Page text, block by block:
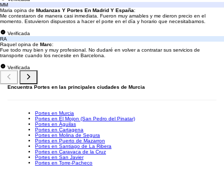
MM
Maria opina de Mudanzas Y Portes En Madrid Y España:
Me contestaron de manera casi inmediata. Fueron muy amables y me dieron precio en el
momento. Estuvieron dispuestos a hacer el porte en el día y horario que necesitabamos.
Verificada
RA
Raquel opina de Marc:
Fue todo muy bien y muy profesional. No dudaré en volver a contratar sus servicios de
transporte cuando los necesite en Barcelona.
Verificada
Encuentra Portes en las principales ciudades de Murcia
Portes en Murcia
Portes en El Mojon (San Pedro del Pinatar)
Portes en Águilas
Portes en Cartagena
Portes en Molina de Segura
Portes en Puerto de Mazarron
Portes en Santiago de La Ribera
Portes en Caravaca de la Cruz
Portes en San Javier
Portes en Torre-Pacheco